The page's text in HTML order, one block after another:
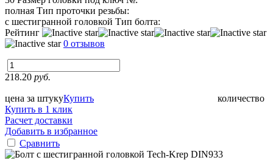
полная Тип проточки резьбы:
с шестигранной головкой Тип болта:
Рейтинг
0 отзывов
218.20 руб.
цена за штуку количество
Купить
Купить в 1 клик
Расчет доставки
Добавить в избранное
Сравнить